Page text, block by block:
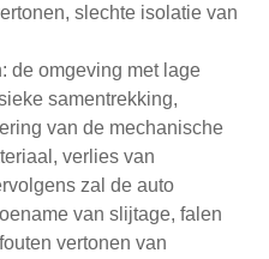
slechte isolatie van
de omgeving met lage
samentrekking,
van de mechanische
verlies van
zal de auto
van slijtage, falen
vertonen van